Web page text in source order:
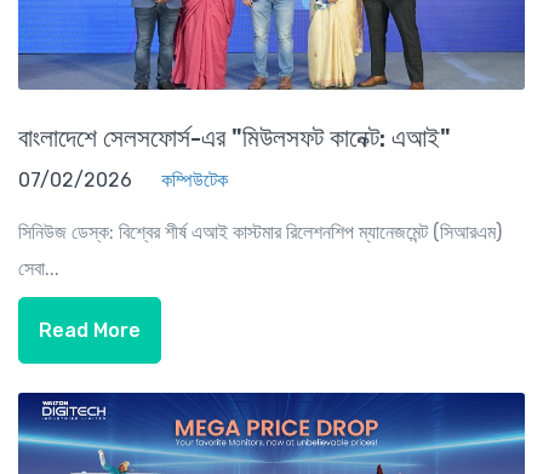
বাংলাদেশে সেলসফোর্স-এর "মিউলসফট কানেক্ট: এআই"
07/02/2026 কম্পিউটেক
সিনিউজ ডেস্ক: বিশ্বের শীর্ষ এআই কাস্টমার রিলেশনশিপ ম্যানেজমেন্ট (সিআরএম)
সেবা...
Read More